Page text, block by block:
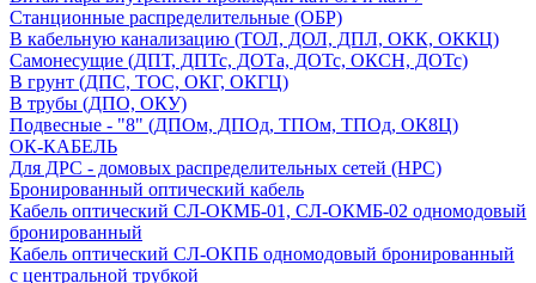
Станционные распределительные (ОБР)
В кабельную канализацию (ТОЛ, ДОЛ, ДПЛ, ОКК, ОККЦ)
Самонесущие (ДПТ, ДПТс, ДОТа, ДОТс, ОКСН, ДОТс)
В грунт (ДПС, ТОС, ОКГ, ОКГЦ)
В трубы (ДПО, ОКУ)
Подвесные - "8" (ДПОм, ДПОд, ТПОм, ТПОд, ОК8Ц)
ОК-КАБЕЛЬ
Для ДРС - домовых распределительных сетей (НРС)
Бронированный оптический кабель
Кабель оптический СЛ-ОКМБ-01, СЛ-ОКМБ-02 одномодовый
бронированный
Кабель оптический СЛ-ОКПБ одномодовый бронированный
с центральной трубкой